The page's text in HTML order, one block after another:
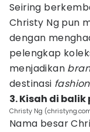
Seiring
Christy Ng pun
dengan
pelengkap
menjadikan
destinasi fashion
3. Kisah di
Christy Ng
Nama besar